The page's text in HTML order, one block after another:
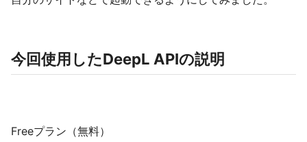
今回使用したDeepL APIの説明
Freeプラン（無料）